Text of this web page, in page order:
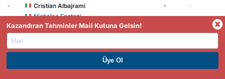
- Cristian Albajrami -
-
-
Nicholas Fantoni -
-
Kaleci
Hangi Oyuncular Gol Atacak?
PREMIUM ÜYE OL. HEMEN KAZAN
Kazandıran Tahminler Mail Kutuna Gelsin!